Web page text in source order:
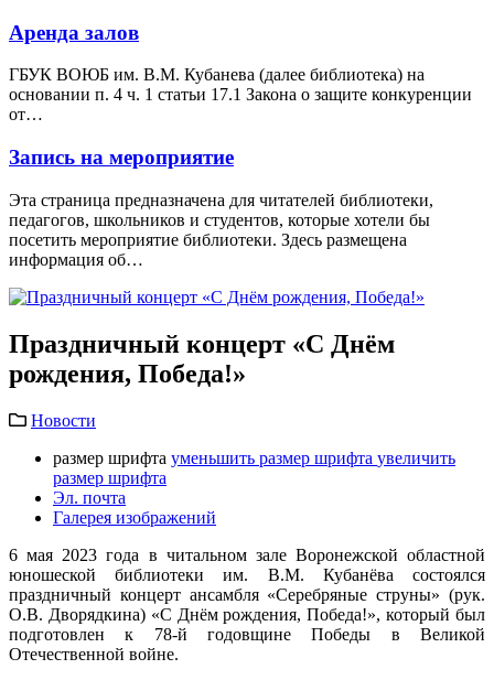
Аренда залов
ГБУК ВОЮБ им. В.М. Кубанева (далее библиотека) на
основании п. 4 ч. 1 статьи 17.1 Закона о защите конкуренции
от…
Запись на мероприятие
Эта страница предназначена для читателей библиотеки,
педагогов, школьников и студентов, которые хотели бы
посетить мероприятие библиотеки. Здесь размещена
информация об…
Праздничный концерт «С Днём
рождения, Победа!»
Новости
размер шрифта уменьшить размер шрифта увеличить
размер шрифта
Эл. почта
Галерея изображений
6 мая 2023 года в читальном зале Воронежской областной
юношеской библиотеки им. В.М. Кубанёва состоялся
праздничный концерт ансамбля «Серебряные струны» (рук.
О.В. Дворядкина) «С Днём рождения, Победа!», который был
подготовлен к 78-й годовщине Победы в Великой
Отечественной войне.